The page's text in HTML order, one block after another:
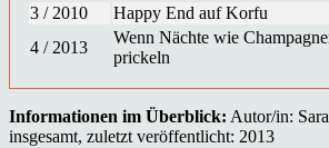
3 / 2010
Happy End auf Korfu
4 / 2013
Wenn Nächte wie
prickeln
Informationen im Überblick: Autor/in:
insgesamt, zuletzt veröffentlicht: 2013